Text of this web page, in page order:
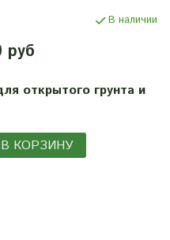
В наличии
руб
открытого грунта и
В КОРЗИНУ